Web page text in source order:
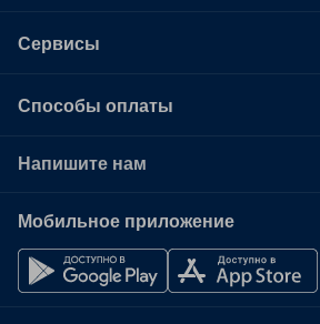
Сервисы
Способы оплаты
Напишите нам
Мобильное приложение